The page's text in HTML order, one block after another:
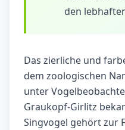
den
Das zierliche und
dem zoologischen
unter
Graukopf-Girlitz
Singvogel gehört zur